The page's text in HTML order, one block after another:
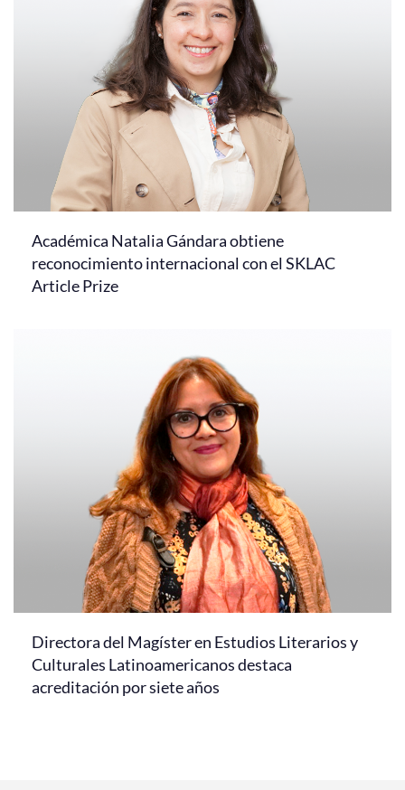
Académica Natalia Gándara obtiene
reconocimiento internacional con el SKLAC
Article Prize
Directora del Magíster en Estudios Literarios y
Culturales Latinoamericanos destaca
acreditación por siete años